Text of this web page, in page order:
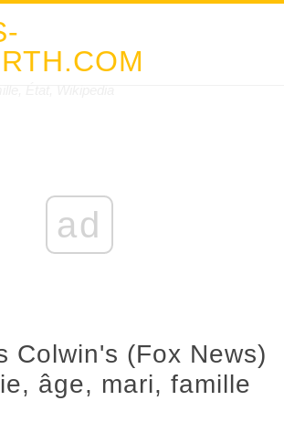
ad
Colwin's (Fox News)
âge, mari, famille